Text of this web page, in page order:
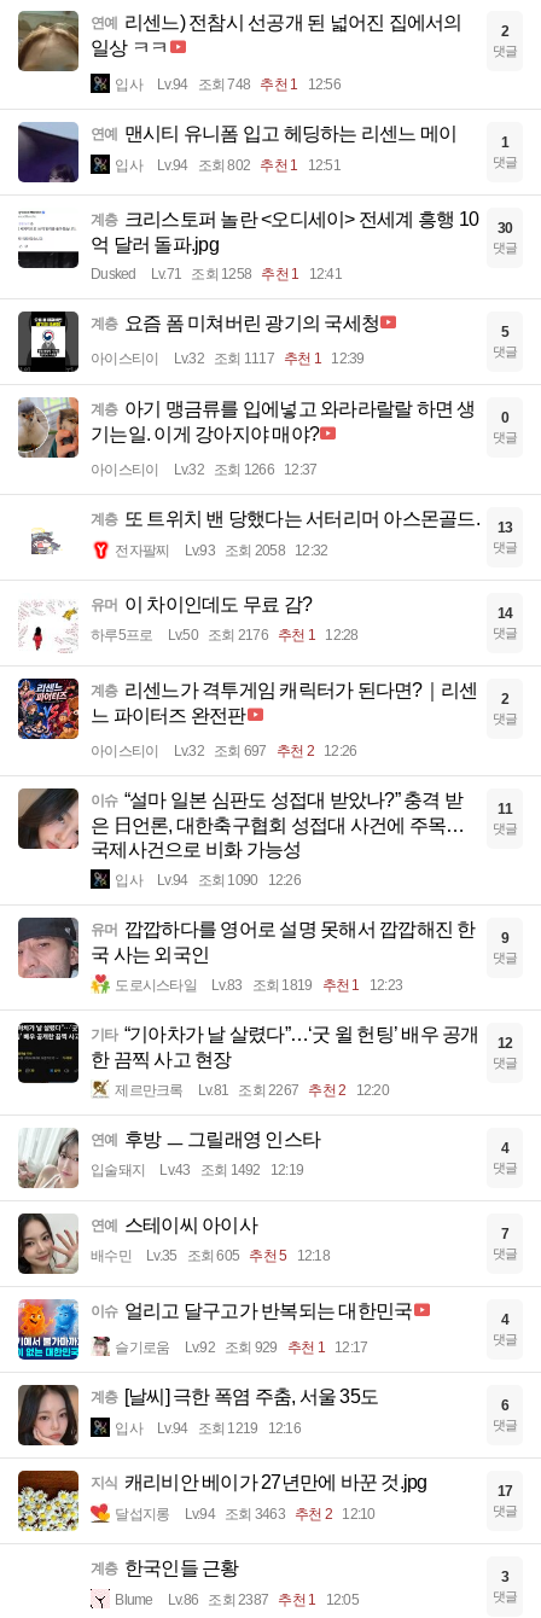
연예
리센느) 전참시 선공개 된 넓어진 집에서의
일상 ㅋㅋ
입사 Lv.94 조회 748 추천 1 12:56
2
댓글
연예 맨시티 유니폼 입고 헤딩하는 리센느 메이
입사 Lv.94 조회 802 추천 1 12:51
1
댓글
계층 크리스토퍼 놀란 <오디세이> 전세계 흥행 10
억 달러 돌파.jpg
Dusked Lv.71 조회 1258 추천 1 12:41
30
댓글
계층 요즘 폼 미쳐버린 광기의 국세청
아이스티이 Lv.32 조회 1117 추천 1 12:39
5
댓글
계층 아기 맹금류를 입에넣고 와라라랄랄 하면 생
기는일. 이게 강아지야 매야?
아이스티이 Lv.32 조회 1266 12:37
0
댓글
계층 또 트위치 밴 당했다는 서터리머 아스몬골드.
전자팔찌 Lv.93 조회 2058 12:32
13
댓글
유머 이 차이인데도 무료 감?
하루5프로 Lv.50 조회 2176 추천 1 12:28
14
댓글
계층 리센느가 격투게임 캐릭터가 된다면?｜리센
느 파이터즈 완전판
아이스티이 Lv.32 조회 697 추천 2 12:26
2
댓글
이슈 “설마 일본 심판도 성접대 받았나?” 충격 받
은 日언론, 대한축구협회 성접대 사건에 주목…
국제사건으로 비화 가능성
입사 Lv.94 조회 1090 12:26
11
댓글
유머 깝깝하다를 영어로 설명 못해서 깝깝해진 한
국 사는 외국인
도로시스타일 Lv.83 조회 1819 추천 1 12:23
9
댓글
기타 “기아차가 날 살렸다”…‘굿 윌 헌팅’ 배우 공개
한 끔찍 사고 현장
제르만크록 Lv.81 조회 2267 추천 2 12:20
12
댓글
연예 후방 ㅡ 그릴래영 인스타
입술돼지 Lv.43 조회 1492 12:19
4
댓글
연예 스테이씨 아이사
배수민 Lv.35 조회 605 추천 5 12:18
7
댓글
이슈 얼리고 달구고가 반복되는 대한민국
슬기로움 Lv.92 조회 929 추천 1 12:17
4
댓글
계층 [날씨] 극한 폭염 주춤, 서울 35도
입사 Lv.94 조회 1219 12:16
6
댓글
지식 캐리비안 베이가 27년만에 바꾼 것.jpg
달섭지롱 Lv.94 조회 3463 추천 2 12:10
17
댓글
계층 한국인들 근황
Blume Lv.86 조회 2387 추천 1 12:05
3
댓글